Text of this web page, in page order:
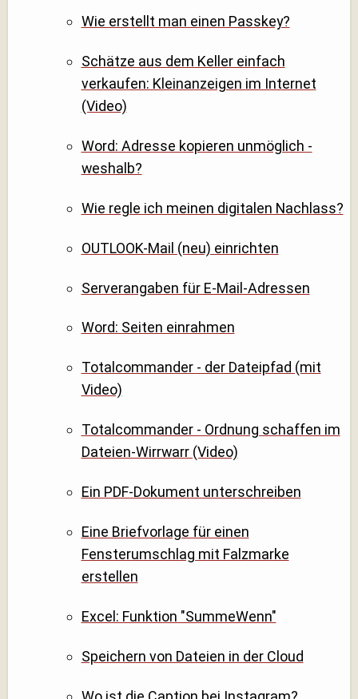
Wie erstellt man einen Passkey?
Schätze aus dem Keller einfach
verkaufen: Kleinanzeigen im Internet
(Video)
Word: Adresse kopieren unmöglich -
weshalb?
Wie regle ich meinen digitalen Nachlass?
OUTLOOK-Mail (neu) einrichten
Serverangaben für E-Mail-Adressen
Word: Seiten einrahmen
Totalcommander - der Dateipfad (mit
Video)
Totalcommander - Ordnung schaffen im
Dateien-Wirrwarr (Video)
Ein PDF-Dokument unterschreiben
Eine Briefvorlage für einen
Fensterumschlag mit Falzmarke
erstellen
Excel: Funktion "SummeWenn"
Speichern von Dateien in der Cloud